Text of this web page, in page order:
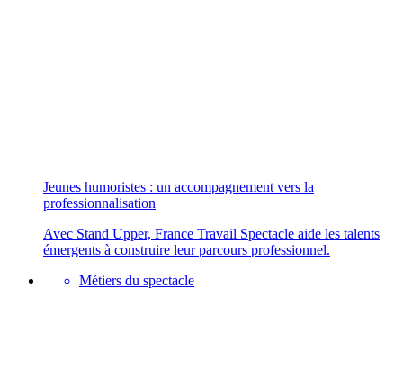
Jeunes humoristes : un accompagnement vers la
professionnalisation
Avec Stand Upper, France Travail Spectacle aide les talents
émergents à construire leur parcours professionnel.
Métiers du spectacle